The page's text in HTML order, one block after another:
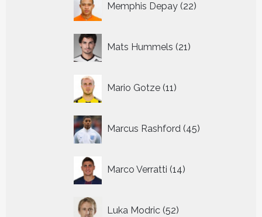
Memphis Depay 22
producten
Mats Hummels 21
producten
Mario Gotze 11
producten
Marcus Rashford 45
producten
Marco Verratti 14
producten
Luka Modric 52